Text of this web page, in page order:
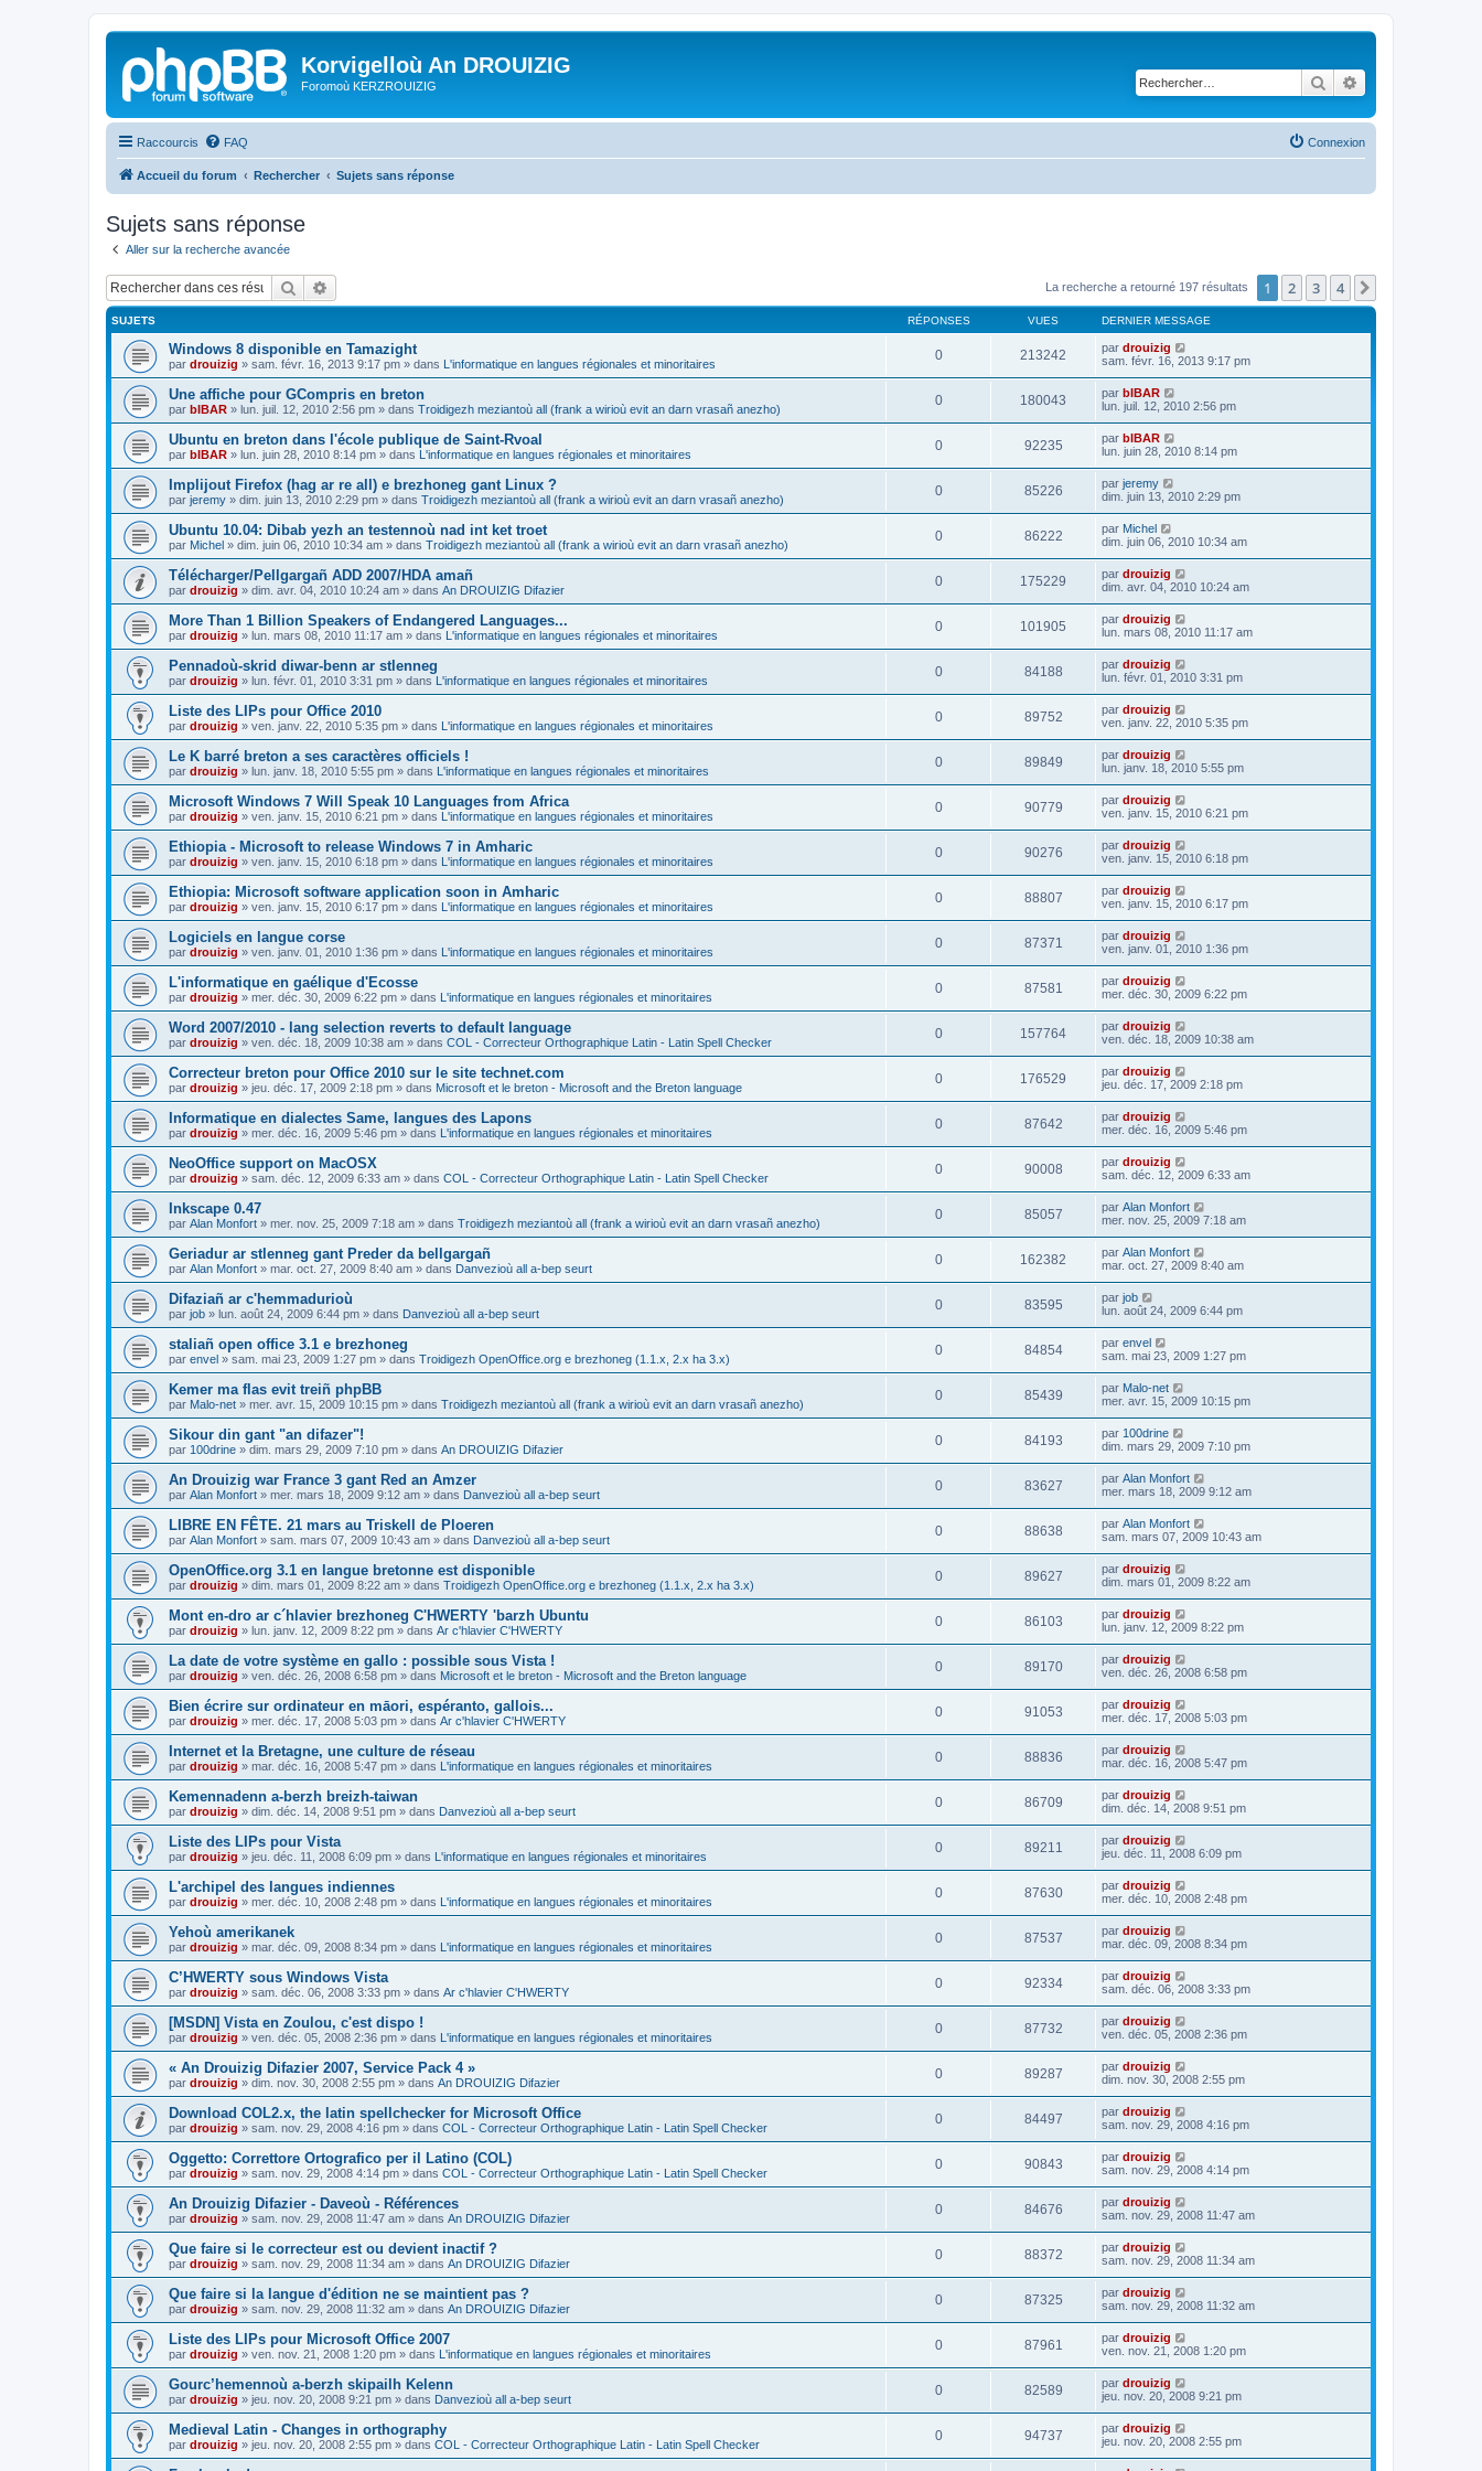
Korvigelloù An DROUIZIG
Foromoù KERZROUIZIG Rechercher
Raccourcis FAQ Connexion
Accueil du forum Rechercher Sujets sans réponse
Sujets sans réponse
Aller sur la recherche avancée
Rechercher La recherche a retourné 197 résultats 1 2 3 4
SUJETS RÉPONSES VUES DERNIER MESSAGE
Windows 8 disponible en Tamazight
par drouizig » sam. févr. 16, 2013 9:17 pm » dans L'informatique en langues régionales et minoritaires
0 213242 par drouizig
sam. févr. 16, 2013 9:17 pm
Une affiche pour GCompris en breton
par bIBAR » lun. juil. 12, 2010 2:56 pm » dans Troidigezh meziantoù all (frank a wirioù evit an darn vrasañ anezho)
0 180043 par bIBAR
lun. juil. 12, 2010 2:56 pm
Ubuntu en breton dans l'école publique de Saint-Rvoal
par bIBAR » lun. juin 28, 2010 8:14 pm » dans L'informatique en langues régionales et minoritaires
0 92235 par bIBAR
lun. juin 28, 2010 8:14 pm
Implijout Firefox (hag ar re all) e brezhoneg gant Linux ?
par jeremy » dim. juin 13, 2010 2:29 pm » dans Troidigezh meziantoù all (frank a wirioù evit an darn vrasañ anezho)
0 85226 par jeremy
dim. juin 13, 2010 2:29 pm
Ubuntu 10.04: Dibab yezh an testennoù nad int ket troet
par Michel » dim. juin 06, 2010 10:34 am » dans Troidigezh meziantoù all (frank a wirioù evit an darn vrasañ anezho)
0 86222 par Michel
dim. juin 06, 2010 10:34 am
Télécharger/Pellgargañ ADD 2007/HDA amañ
par drouizig » dim. avr. 04, 2010 10:24 am » dans An DROUIZIG Difazier
0 175229 par drouizig
dim. avr. 04, 2010 10:24 am
More Than 1 Billion Speakers of Endangered Languages...
par drouizig » lun. mars 08, 2010 11:17 am » dans L'informatique en langues régionales et minoritaires
0 101905 par drouizig
lun. mars 08, 2010 11:17 am
Pennadoù-skrid diwar-benn ar stlenneg
par drouizig » lun. févr. 01, 2010 3:31 pm » dans L'informatique en langues régionales et minoritaires
0 84188 par drouizig
lun. févr. 01, 2010 3:31 pm
Liste des LIPs pour Office 2010
par drouizig » ven. janv. 22, 2010 5:35 pm » dans L'informatique en langues régionales et minoritaires
0 89752 par drouizig
ven. janv. 22, 2010 5:35 pm
Le K barré breton a ses caractères officiels !
par drouizig » lun. janv. 18, 2010 5:55 pm » dans L'informatique en langues régionales et minoritaires
0 89849 par drouizig
lun. janv. 18, 2010 5:55 pm
Microsoft Windows 7 Will Speak 10 Languages from Africa
par drouizig » ven. janv. 15, 2010 6:21 pm » dans L'informatique en langues régionales et minoritaires
0 90779 par drouizig
ven. janv. 15, 2010 6:21 pm
Ethiopia - Microsoft to release Windows 7 in Amharic
par drouizig » ven. janv. 15, 2010 6:18 pm » dans L'informatique en langues régionales et minoritaires
0 90276 par drouizig
ven. janv. 15, 2010 6:18 pm
Ethiopia: Microsoft software application soon in Amharic
par drouizig » ven. janv. 15, 2010 6:17 pm » dans L'informatique en langues régionales et minoritaires
0 88807 par drouizig
ven. janv. 15, 2010 6:17 pm
Logiciels en langue corse
par drouizig » ven. janv. 01, 2010 1:36 pm » dans L'informatique en langues régionales et minoritaires
0 87371 par drouizig
ven. janv. 01, 2010 1:36 pm
L'informatique en gaélique d'Ecosse
par drouizig » mer. déc. 30, 2009 6:22 pm » dans L'informatique en langues régionales et minoritaires
0 87581 par drouizig
mer. déc. 30, 2009 6:22 pm
Word 2007/2010 - lang selection reverts to default language
par drouizig » ven. déc. 18, 2009 10:38 am » dans COL - Correcteur Orthographique Latin - Latin Spell Checker
0 157764 par drouizig
ven. déc. 18, 2009 10:38 am
Correcteur breton pour Office 2010 sur le site technet.com
par drouizig » jeu. déc. 17, 2009 2:18 pm » dans Microsoft et le breton - Microsoft and the Breton language
0 176529 par drouizig
jeu. déc. 17, 2009 2:18 pm
Informatique en dialectes Same, langues des Lapons
par drouizig » mer. déc. 16, 2009 5:46 pm » dans L'informatique en langues régionales et minoritaires
0 87642 par drouizig
mer. déc. 16, 2009 5:46 pm
NeoOffice support on MacOSX
par drouizig » sam. déc. 12, 2009 6:33 am » dans COL - Correcteur Orthographique Latin - Latin Spell Checker
0 90008 par drouizig
sam. déc. 12, 2009 6:33 am
Inkscape 0.47
par Alan Monfort » mer. nov. 25, 2009 7:18 am » dans Troidigezh meziantoù all (frank a wirioù evit an darn vrasañ anezho)
0 85057 par Alan Monfort
mer. nov. 25, 2009 7:18 am
Geriadur ar stlenneg gant Preder da bellgargañ
par Alan Monfort » mar. oct. 27, 2009 8:40 am » dans Danvezioù all a-bep seurt
0 162382 par Alan Monfort
mar. oct. 27, 2009 8:40 am
Difaziañ ar c'hemmadurioù
par job » lun. août 24, 2009 6:44 pm » dans Danvezioù all a-bep seurt
0 83595 par job
lun. août 24, 2009 6:44 pm
staliañ open office 3.1 e brezhoneg
par envel » sam. mai 23, 2009 1:27 pm » dans Troidigezh OpenOffice.org e brezhoneg (1.1.x, 2.x ha 3.x)
0 84854 par envel
sam. mai 23, 2009 1:27 pm
Kemer ma flas evit treiñ phpBB
par Malo-net » mer. avr. 15, 2009 10:15 pm » dans Troidigezh meziantoù all (frank a wirioù evit an darn vrasañ anezho)
0 85439 par Malo-net
mer. avr. 15, 2009 10:15 pm
Sikour din gant "an difazer"!
par 100drine » dim. mars 29, 2009 7:10 pm » dans An DROUIZIG Difazier
0 84193 par 100drine
dim. mars 29, 2009 7:10 pm
An Drouizig war France 3 gant Red an Amzer
par Alan Monfort » mer. mars 18, 2009 9:12 am » dans Danvezioù all a-bep seurt
0 83627 par Alan Monfort
mer. mars 18, 2009 9:12 am
LIBRE EN FÊTE. 21 mars au Triskell de Ploeren
par Alan Monfort » sam. mars 07, 2009 10:43 am » dans Danvezioù all a-bep seurt
0 88638 par Alan Monfort
sam. mars 07, 2009 10:43 am
OpenOffice.org 3.1 en langue bretonne est disponible
par drouizig » dim. mars 01, 2009 8:22 am » dans Troidigezh OpenOffice.org e brezhoneg (1.1.x, 2.x ha 3.x)
0 89627 par drouizig
dim. mars 01, 2009 8:22 am
Mont en-dro ar c´hlavier brezhoneg C'HWERTY 'barzh Ubuntu
par drouizig » lun. janv. 12, 2009 8:22 pm » dans Ar c'hlavier C'HWERTY
0 86103 par drouizig
lun. janv. 12, 2009 8:22 pm
La date de votre système en gallo : possible sous Vista !
par drouizig » ven. déc. 26, 2008 6:58 pm » dans Microsoft et le breton - Microsoft and the Breton language
0 89170 par drouizig
ven. déc. 26, 2008 6:58 pm
Bien écrire sur ordinateur en māori, espéranto, gallois...
par drouizig » mer. déc. 17, 2008 5:03 pm » dans Ar c'hlavier C'HWERTY
0 91053 par drouizig
mer. déc. 17, 2008 5:03 pm
Internet et la Bretagne, une culture de réseau
par drouizig » mar. déc. 16, 2008 5:47 pm » dans L'informatique en langues régionales et minoritaires
0 88836 par drouizig
mar. déc. 16, 2008 5:47 pm
Kemennadenn a-berzh breizh-taiwan
par drouizig » dim. déc. 14, 2008 9:51 pm » dans Danvezioù all a-bep seurt
0 86709 par drouizig
dim. déc. 14, 2008 9:51 pm
Liste des LIPs pour Vista
par drouizig » jeu. déc. 11, 2008 6:09 pm » dans L'informatique en langues régionales et minoritaires
0 89211 par drouizig
jeu. déc. 11, 2008 6:09 pm
L'archipel des langues indiennes
par drouizig » mer. déc. 10, 2008 2:48 pm » dans L'informatique en langues régionales et minoritaires
0 87630 par drouizig
mer. déc. 10, 2008 2:48 pm
Yehoù amerikanek
par drouizig » mar. déc. 09, 2008 8:34 pm » dans L'informatique en langues régionales et minoritaires
0 87537 par drouizig
mar. déc. 09, 2008 8:34 pm
C’HWERTY sous Windows Vista
par drouizig » sam. déc. 06, 2008 3:33 pm » dans Ar c'hlavier C'HWERTY
0 92334 par drouizig
sam. déc. 06, 2008 3:33 pm
[MSDN] Vista en Zoulou, c'est dispo !
par drouizig » ven. déc. 05, 2008 2:36 pm » dans L'informatique en langues régionales et minoritaires
0 87732 par drouizig
ven. déc. 05, 2008 2:36 pm
« An Drouizig Difazier 2007, Service Pack 4 »
par drouizig » dim. nov. 30, 2008 2:55 pm » dans An DROUIZIG Difazier
0 89287 par drouizig
dim. nov. 30, 2008 2:55 pm
Download COL2.x, the latin spellchecker for Microsoft Office
par drouizig » sam. nov. 29, 2008 4:16 pm » dans COL - Correcteur Orthographique Latin - Latin Spell Checker
0 84497 par drouizig
sam. nov. 29, 2008 4:16 pm
Oggetto: Correttore Ortografico per il Latino (COL)
par drouizig » sam. nov. 29, 2008 4:14 pm » dans COL - Correcteur Orthographique Latin - Latin Spell Checker
0 90843 par drouizig
sam. nov. 29, 2008 4:14 pm
An Drouizig Difazier - Daveoù - Références
par drouizig » sam. nov. 29, 2008 11:47 am » dans An DROUIZIG Difazier
0 84676 par drouizig
sam. nov. 29, 2008 11:47 am
Que faire si le correcteur est ou devient inactif ?
par drouizig » sam. nov. 29, 2008 11:34 am » dans An DROUIZIG Difazier
0 88372 par drouizig
sam. nov. 29, 2008 11:34 am
Que faire si la langue d'édition ne se maintient pas ?
par drouizig » sam. nov. 29, 2008 11:32 am » dans An DROUIZIG Difazier
0 87325 par drouizig
sam. nov. 29, 2008 11:32 am
Liste des LIPs pour Microsoft Office 2007
par drouizig » ven. nov. 21, 2008 1:20 pm » dans L'informatique en langues régionales et minoritaires
0 87961 par drouizig
ven. nov. 21, 2008 1:20 pm
Gourc’hemennoù a-berzh skipailh Kelenn
par drouizig » jeu. nov. 20, 2008 9:21 pm » dans Danvezioù all a-bep seurt
0 82589 par drouizig
jeu. nov. 20, 2008 9:21 pm
Medieval Latin - Changes in orthography
par drouizig » jeu. nov. 20, 2008 2:55 pm » dans COL - Correcteur Orthographique Latin - Latin Spell Checker
0 94737 par drouizig
jeu. nov. 20, 2008 2:55 pm